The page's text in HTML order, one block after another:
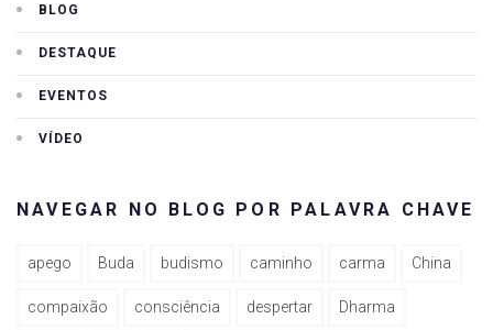
BLOG
DESTAQUE
EVENTOS
VÍDEO
NAVEGAR NO BLOG POR PALAVRA CHAVE
apego Buda budismo caminho carma China
compaixão consciência despertar Dharma